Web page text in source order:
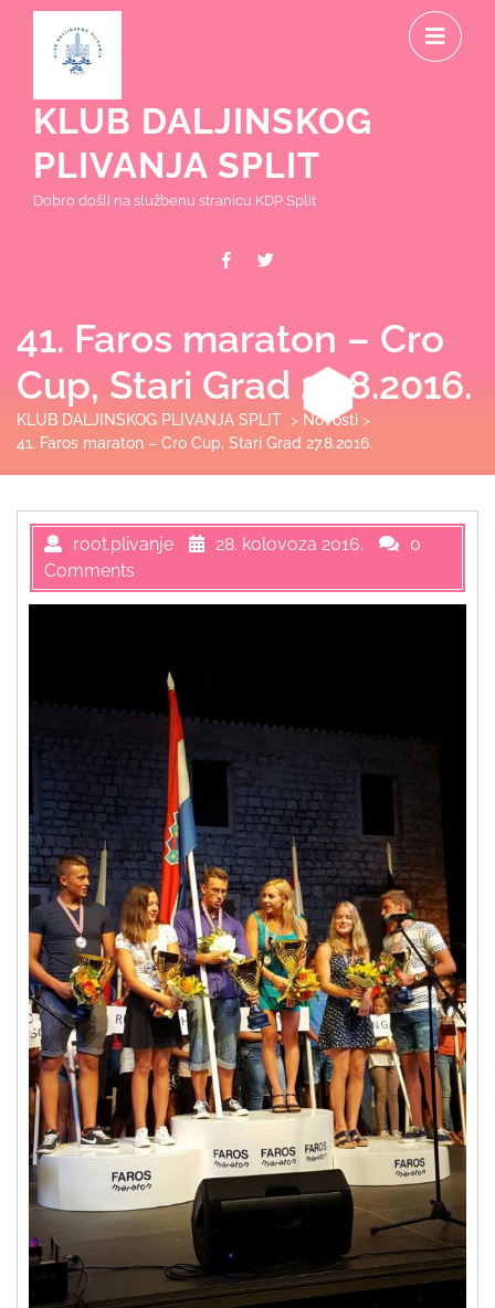
content
KLUB DALJINSKOG
PLIVANJA SPLIT
Dobro došli na službenu stranicu KDP Split
Facebook
41. Faros maraton – Cro
Cup, Stari Grad 27.8.2016.
KLUB DALJINSKOG PLIVANJA SPLIT > Novosti >
41. Faros maraton – Cro Cup, Stari Grad 27.8.2016.
root.plivanje 28. kolovoza 2016.
0
Comments